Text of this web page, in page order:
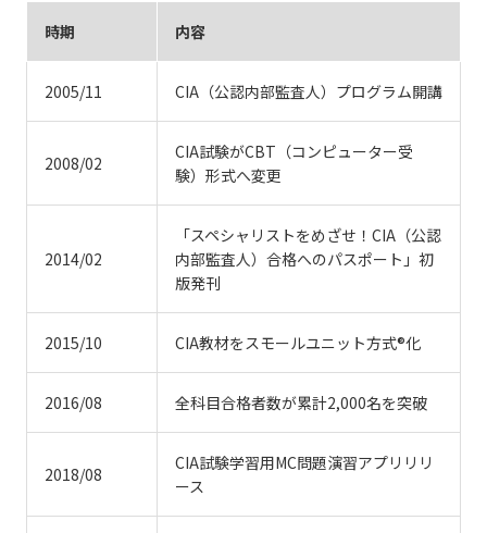
時期 内容
2005/11 CIA（公認内部監査人）プログラム開講
2008/02
CIA試験がCBT（コンピューター受
験）形式へ変更
2014/02
「スペシャリストをめざせ！CIA（公認
内部監査人）合格へのパスポート」初
版発刊
2015/10 CIA教材をスモールユニット方式®化
2016/08 全科目合格者数が累計2,000名を突破
2018/08
CIA試験学習用MC問題演習アプリリリ
ース